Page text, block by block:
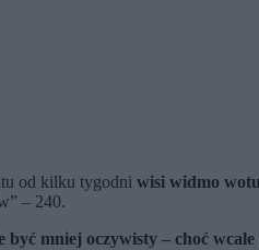
od kilku tygodni wisi widmo
– 240.
być mniej oczywisty – choć wcale